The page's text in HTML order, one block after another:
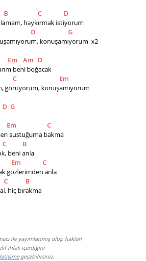
B C
D
haykırmak istiyorum
D
G
konuşamıyorum  x2
Em Am D
beni boğacak
C
Em
görüyorum, konuşamıyorum
D G
Em
C
sustuğuma bakma
C
B
beni anla
Em
C
gözlerimden anla
C
B
hiç bırakma
ile yayımlanmış olup hakları
ihlali içerdiğini
geçebilirsiniz.